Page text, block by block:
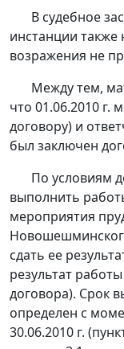
В судебное
инстанции также
возражения не
Между тем,
что 01.06.2010 г.
договору) и
был заключен
По условиям
выполнить
мероприятия
сдать ее
результат
договора). Срок
определен с
30.06.2010 г.